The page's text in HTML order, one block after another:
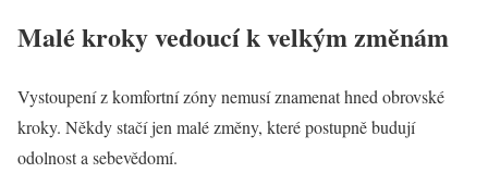
Malé kroky vedoucí k velkým změnám
Vystoupení z komfortní zóny nemusí znamenat hned obrovské
kroky. Někdy stačí jen malé změny, které postupně budují
odolnost a sebevědomí.